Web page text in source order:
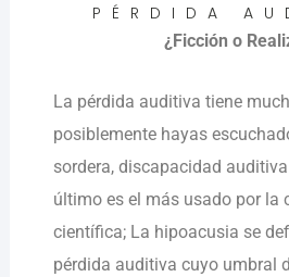
PÉRDIDA
¿Ficción o
La pérdida auditiva tiene
posiblemente hayas
sordera, discapacidad
último es el más usado por la
científica; La hipoacusia se
pérdida auditiva cuyo umbral